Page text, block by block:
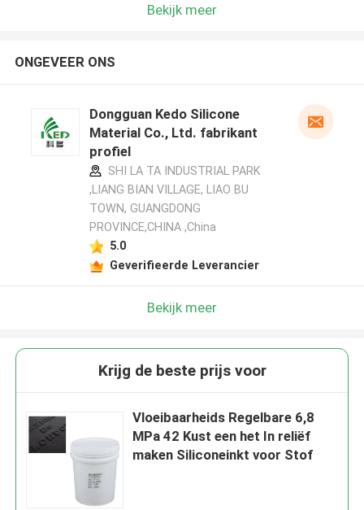
Bekijk meer
ONGEVEER ONS
Dongguan Kedo Silicone
Material Co., Ltd. fabrikant
profiel
SHI LA TA INDUSTRIAL PARK
,LIANG BIAN VILLAGE, LIAO BU
TOWN, GUANGDONG
PROVINCE,CHINA ,China
5.0
Geverifieerde Leverancier
Bekijk meer
Krijg de beste prijs voor
Vloeibaarheids Regelbare 6,8
MPa 42 Kust een het In reliëf
maken Siliconeinkt voor Stof